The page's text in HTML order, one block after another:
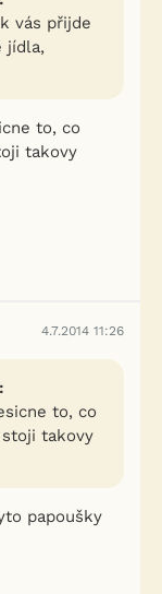
vás přijde
jídla,
to, co
takovy
4.7.2014 11:26
to, co
takovy
papoušky